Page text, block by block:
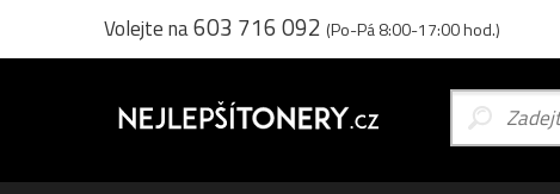
Volejte na603 716 092 (Po-Pá 8:00-17:00 hod.)